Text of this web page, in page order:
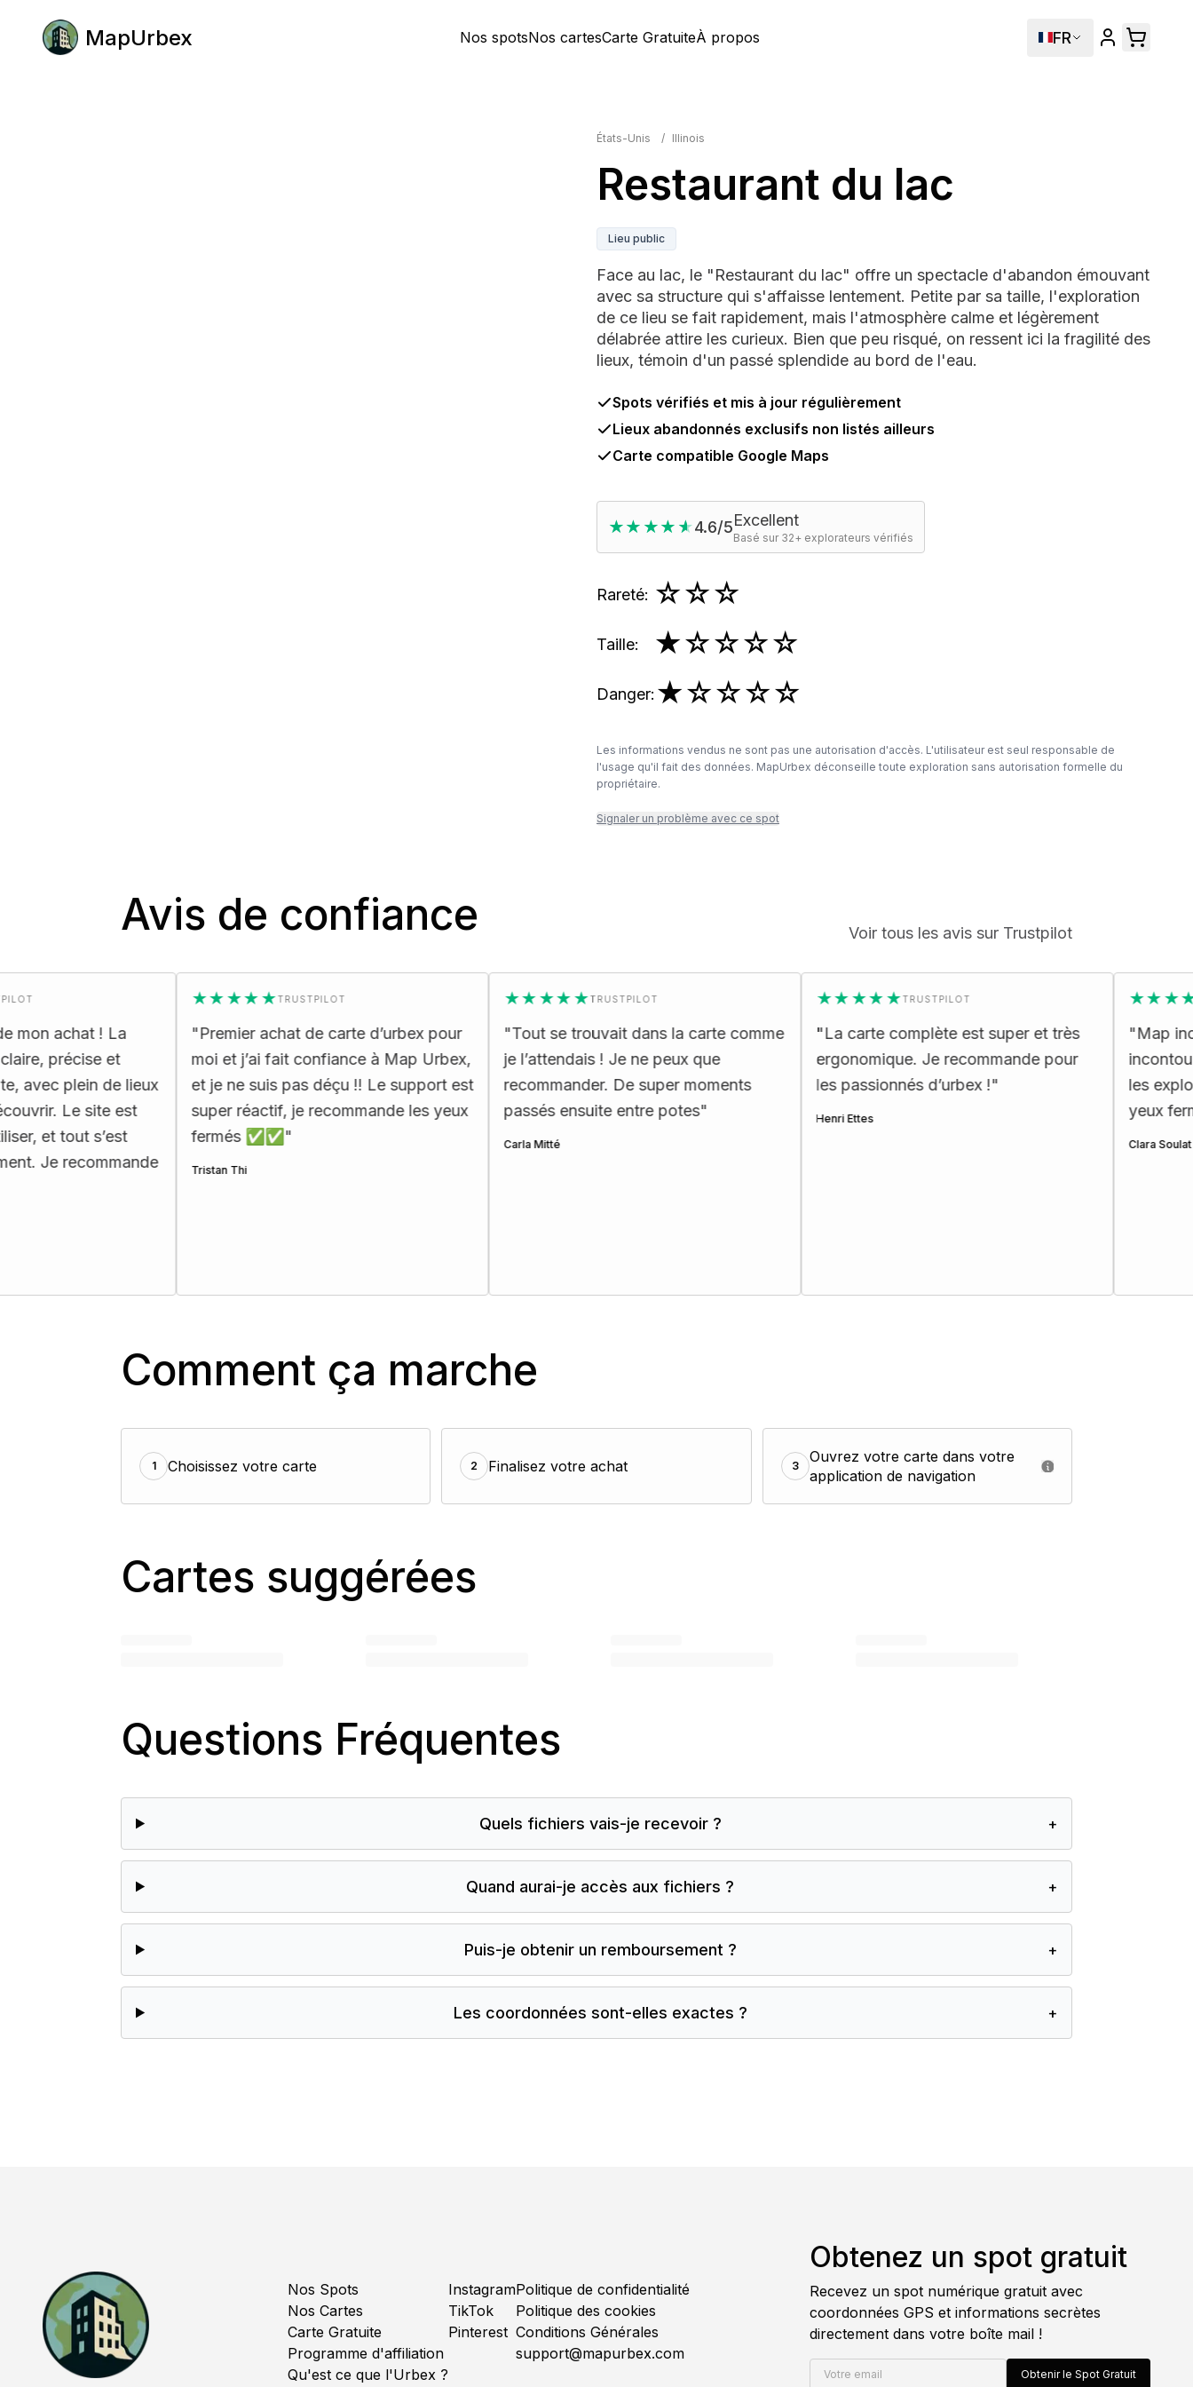
MapUrbex Nos spotsNos cartesCarte GratuiteÀ propos FR
États-Unis / Illinois
Restaurant du lac
Lieu public
Face au lac, le "Restaurant du lac" offre un spectacle d'abandon émouvant
avec sa structure qui s'affaisse lentement. Petite par sa taille, l'exploration
de ce lieu se fait rapidement, mais l'atmosphère calme et légèrement
délabrée attire les curieux. Bien que peu risqué, on ressent ici la fragilité des
lieux, témoin d'un passé splendide au bord de l'eau.
Spots vérifiés et mis à jour régulièrement
Lieux abandonnés exclusifs non listés ailleurs
Carte compatible Google Maps
★★★★★
★★★★★4.6/5Excellent
Basé sur 32+ explorateurs vérifiés
Rareté: ☆☆☆
Taille: ★☆☆☆☆
Danger: ★☆☆☆☆
Les informations vendus ne sont pas une autorisation d'accès. L'utilisateur est seul responsable de
l'usage qu'il fait des données. MapUrbex déconseille toute exploration sans autorisation formelle du
propriétaire.
Signaler un problème avec ce spot
Avis de confiance Voir tous les avis sur Trustpilot
! La
et
de lieux
est
s’est
★★★★★TRUSTPILOT
"Premier achat de carte d’urbex pour
moi et j’ai fait confiance à Map Urbex,
et je ne suis pas déçu !! Le support est
super réactif, je recommande les yeux
fermés ✅✅"
Tristan Thi
★★★★★TRUSTPILOT
"Tout se trouvait dans la carte comme
je l’attendais ! Je ne peux que
recommander. De super moments
passés ensuite entre potes"
★★★★★TRUSTPILOT
"La carte complète est super et très
ergonomique. Je recommande pour
les passionnés d’urbex !"
★★★★★
"Map incroyable :
incontournables et
les explorateurs!!
yeux fermés ☺️"
Comment ça marche
1 Choisissez votre carte 2 Finalisez votre achat 3
Ouvrez votre carte dans votre
application de navigation
Cartes suggérées
Questions Fréquentes
Quels fichiers vais-je recevoir ? +
Quand aurai-je accès aux fichiers ? +
Puis-je obtenir un remboursement ? +
Les coordonnées sont-elles exactes ? +
Nos Spots
Nos Cartes
Carte Gratuite
Programme d'affiliation
Qu'est ce que l'Urbex ?
Instagram
TikTok
Pinterest
Politique de confidentialité
Politique des cookies
Conditions Générales
support@mapurbex.com
Obtenez un spot gratuit
Recevez un spot numérique gratuit avec
coordonnées GPS et informations secrètes
directement dans votre boîte mail !
Votre email Obtenir le Spot Gratuit